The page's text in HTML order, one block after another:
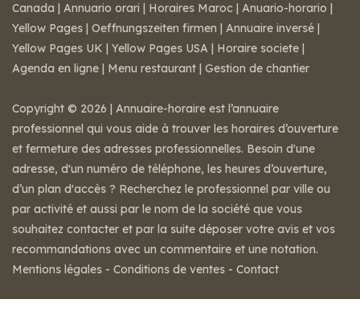
Canada | Annuario orari | Horaires Maroc | Anuario-horario |
Yellow Pages | Oeffnungszeiten firmen | Annuaire inversé |
Yellow Pages UK | Yellow Pages USA | Horaire societe |
Agenda en ligne | Menu restaurant | Gestion de chantier
Copyright © 2026 | Annuaire-horaire est l’annuaire
professionnel qui vous aide à trouver les horaires d’ouverture
et fermeture des adresses professionnelles. Besoin d'une
adresse, d'un numéro de téléphone, les heures d’ouverture,
d’un plan d'accès ? Recherchez le professionnel par ville ou
par activité et aussi par le nom de la société que vous
souhaitez contacter et par la suite déposer votre avis et vos
recommandations avec un commentaire et une notation.
Mentions légales - Conditions de ventes - Contact